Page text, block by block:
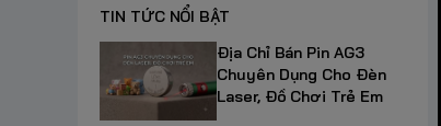
TIN TỨC NỔI BẬT
Địa Chỉ Bán Pin AG3
Chuyên Dụng Cho Đèn
Laser, Đồ Chơi Trẻ Em